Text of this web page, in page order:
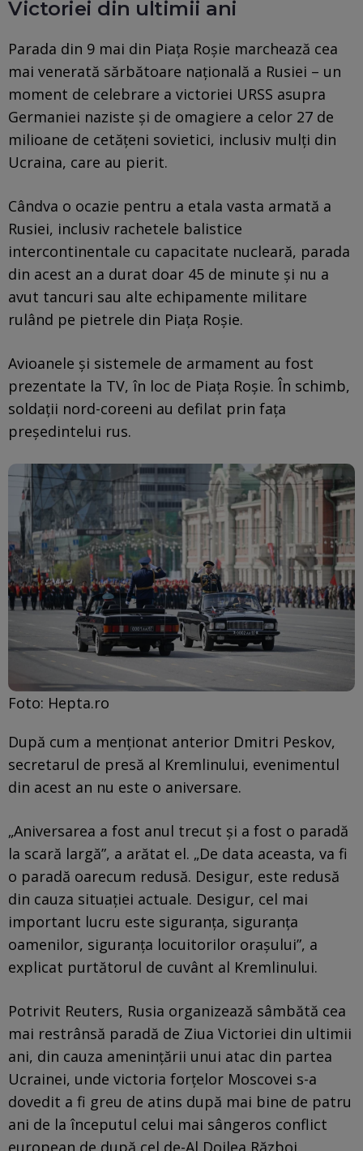
Victoriei din ultimii ani
Parada din 9 mai din Piaţa Roşie marchează cea
mai venerată sărbătoare naţională a Rusiei – un
moment de celebrare a victoriei URSS asupra
Germaniei naziste şi de omagiere a celor 27 de
milioane de cetăţeni sovietici, inclusiv mulţi din
Ucraina, care au pierit.
Cândva o ocazie pentru a etala vasta armată a
Rusiei, inclusiv rachetele balistice
intercontinentale cu capacitate nucleară, parada
din acest an a durat doar 45 de minute şi nu a
avut tancuri sau alte echipamente militare
rulând pe pietrele din Piaţa Roşie.
Avioanele și sistemele de armament au fost
prezentate la TV, în loc de Piața Roșie. În schimb,
soldații nord-coreeni au defilat prin fața
președintelui rus.
Foto: Hepta.ro
După cum a menţionat anterior Dmitri Peskov,
secretarul de presă al Kremlinului, evenimentul
din acest an nu este o aniversare.
„Aniversarea a fost anul trecut şi a fost o paradă
la scară largă”, a arătat el. „De data aceasta, va fi
o paradă oarecum redusă. Desigur, este redusă
din cauza situaţiei actuale. Desigur, cel mai
important lucru este siguranţa, siguranţa
oamenilor, siguranţa locuitorilor oraşului”, a
explicat purtătorul de cuvânt al Kremlinului.
Potrivit Reuters, Rusia organizează sâmbătă cea
mai restrânsă paradă de Ziua Victoriei din ultimii
ani, din cauza ameninţării unui atac din partea
Ucrainei, unde victoria forţelor Moscovei s-a
dovedit a fi greu de atins după mai bine de patru
ani de la începutul celui mai sângeros conflict
european de după cel de-Al Doilea Război